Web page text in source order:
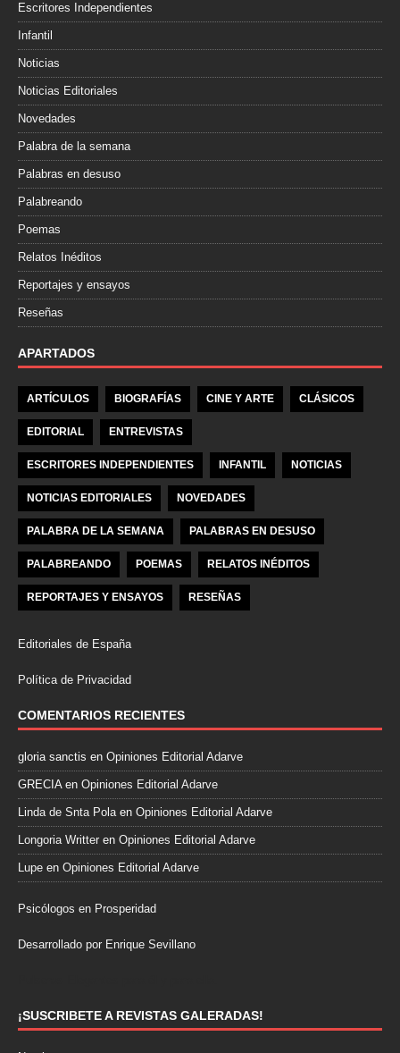
Escritores Independientes
Infantil
Noticias
Noticias Editoriales
Novedades
Palabra de la semana
Palabras en desuso
Palabreando
Poemas
Relatos Inéditos
Reportajes y ensayos
Reseñas
APARTADOS
ARTÍCULOS BIOGRAFÍAS CINE Y ARTE CLÁSICOS
EDITORIAL ENTREVISTAS
ESCRITORES INDEPENDIENTES INFANTIL NOTICIAS
NOTICIAS EDITORIALES NOVEDADES
PALABRA DE LA SEMANA PALABRAS EN DESUSO
PALABREANDO POEMAS RELATOS INÉDITOS
REPORTAJES Y ENSAYOS RESEÑAS
Editoriales de España
Política de Privacidad
COMENTARIOS RECIENTES
gloria sanctis en Opiniones Editorial Adarve
GRECIAen Opiniones Editorial Adarve
Linda de Snta Polaen Opiniones Editorial Adarve
Longoria Writter en Opiniones Editorial Adarve
Lupe en Opiniones Editorial Adarve
Psicólogos en Prosperidad
Desarrollado por Enrique Sevillano
¡SUSCRIBETE A REVISTAS GALERADAS!